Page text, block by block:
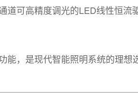
道可高精度调光的LED线性恒
能，是现代智能照明系统的理想